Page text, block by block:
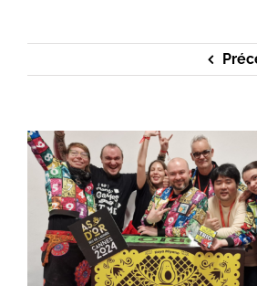
Voir
l'image
agrandie